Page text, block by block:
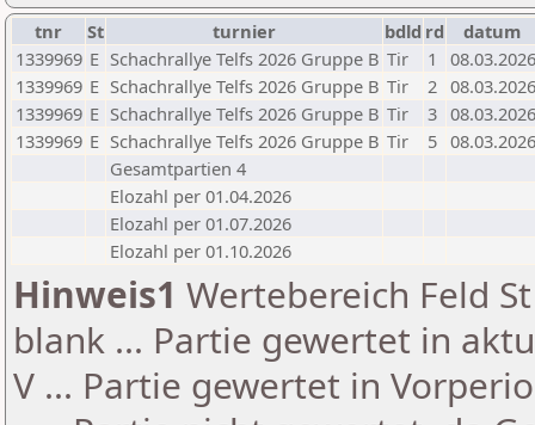
tnr St turnier bdld rd
datum
1339969 E Schachrallye Telfs 2026 Gruppe B Tir 1
08.03.2026
1339969 E Schachrallye Telfs 2026 Gruppe B Tir 2 08.03.2026
1339969 E Schachrallye Telfs 2026 Gruppe B Tir 3 08.03.2026
1339969 E Schachrallye Telfs 2026 Gruppe B Tir 5 08.03.2026
Gesamtpartien 4
Elozahl per 01.04.2026
Elozahl per 01.07.2026
Elozahl per 01.10.2026
Hinweis1 Wertebereich Feld
blank ... Partie gewertet in
V ... Partie gewertet in